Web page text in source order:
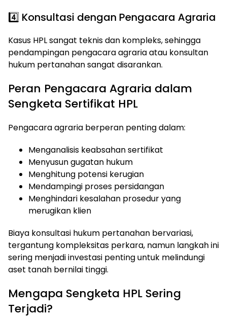
4️⃣ Konsultasi dengan Pengacara Agraria
Kasus HPL sangat teknis dan kompleks, sehingga
pendampingan pengacara agraria atau konsultan
hukum pertanahan sangat disarankan.
Peran Pengacara Agraria dalam
Sengketa Sertifikat HPL
Pengacara agraria berperan penting dalam:
Menganalisis keabsahan sertifikat
Menyusun gugatan hukum
Menghitung potensi kerugian
Mendampingi proses persidangan
Menghindari kesalahan prosedur yang
merugikan klien
Biaya konsultasi hukum pertanahan bervariasi,
tergantung kompleksitas perkara, namun langkah ini
sering menjadi investasi penting untuk melindungi
aset tanah bernilai tinggi.
Mengapa Sengketa HPL Sering
Terjadi?